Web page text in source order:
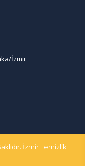
İzmir
İzmir Temizlik